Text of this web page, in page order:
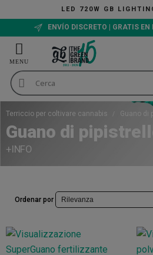
The
ENVÍO DISCRETO | GRATIS
Terriccio per coltivare cannabis Guano di
Guano di pipistrello
+INFO
Ordenar por